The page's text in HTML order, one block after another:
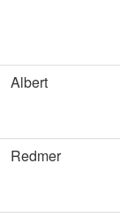
Albert
Redmer